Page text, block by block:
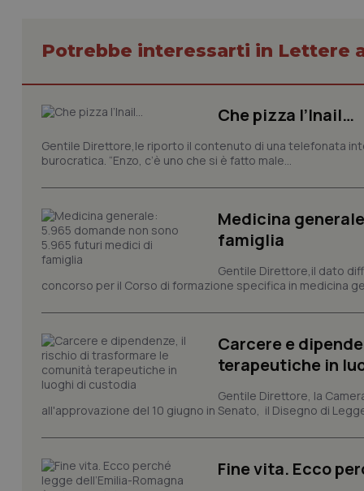
Potrebbe interessarti in Lettere
Che pizza l’Inail…
Gentile Direttore,le riporto il contenuto di una telefonata
burocratica. “Enzo, c’è uno che si è fatto male...
Medicina
famiglia
Gentile Direttore,il dato
concorso per il Corso di formazione specifica in medicina
Carcere e
terapeutiche in
Gentile Direttore, la
all'approvazione del 10 giugno in Senato, il Disegno di
Fine vita. Ecco
tracking-enable
tracking-sites-
session-id
_ga
_ga_KM60CM4NPH